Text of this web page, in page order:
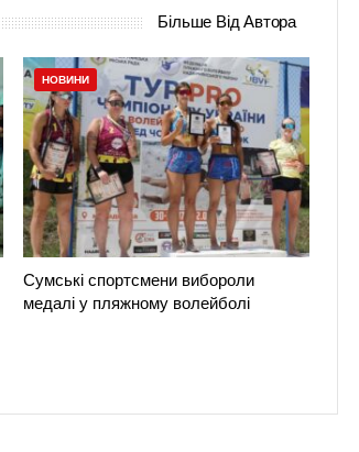
Більше Від Автора
НОВИНИ
Сумські спортсмени вибороли
медалі у пляжному волейболі